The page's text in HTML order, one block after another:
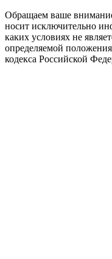
Обращаем ваше
носит исключительно
каких условиях не
определяемой
кодекса Российской